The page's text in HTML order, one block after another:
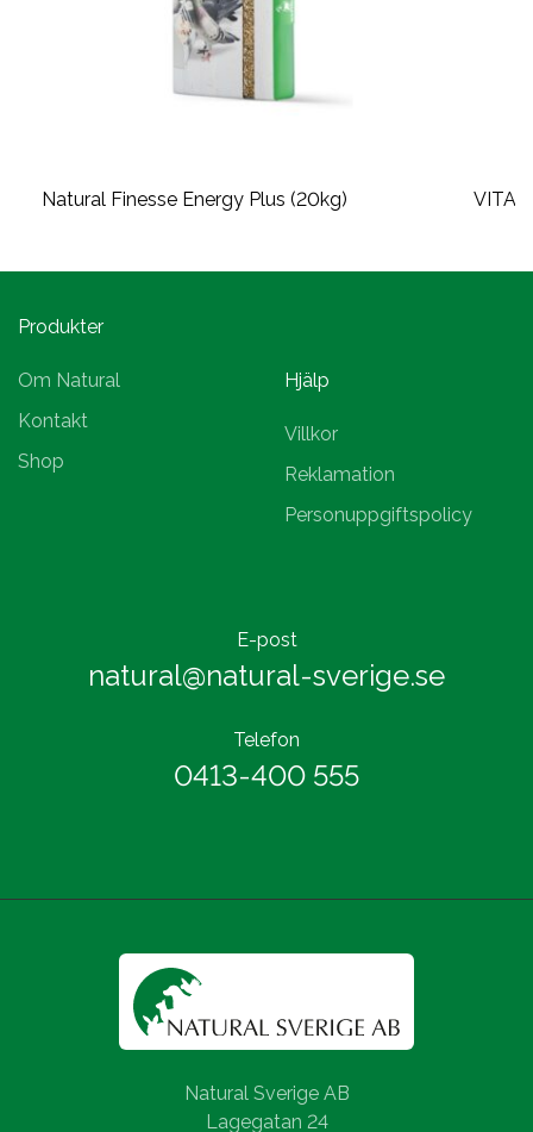
Natural Finesse Energy Plus (20kg)
Produkter
Om Natural
Kontakt
Shop
Hjälp
Villkor
Reklamation
Personuppgiftspolicy
E-post
natural@natural-sverige.se
Telefon
0413-400 555
Natural Sverige AB
Lagegatan 24